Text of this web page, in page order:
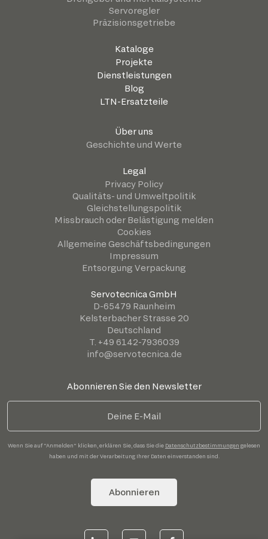
Servoregler
Präzisionsgetriebe
Kataloge
Projekte
Dienstleistungen
Blog
LTN-Ersatzteile
Über uns
Geschichte und Werte
Legal
Privacy Policy
Qualitäts- und Umweltpolitik
Gleichstellungspolitik
Missbrauch oder Belästigung melden
Cookies
Allgemeine Geschäftsbedingungen
Impressum
Entsorgung Verpackung
Servotecnica GmbH
D-65479 Raunheim
Kelsterbacher Strasse 20
Deutschland
T. +49 6142-7936039
info@servotecnica.de
Abonnieren Sie den Newsletter
Wenn Sie auf "Anmelden" klicken, erklären Sie, dass Sie die Datenschutzbestimmungen gelesen
haben und mit der Verarbeitung Ihrer Daten einverstanden sind.
Abonnieren